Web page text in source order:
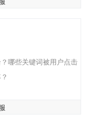
哪些关键词被用户点击